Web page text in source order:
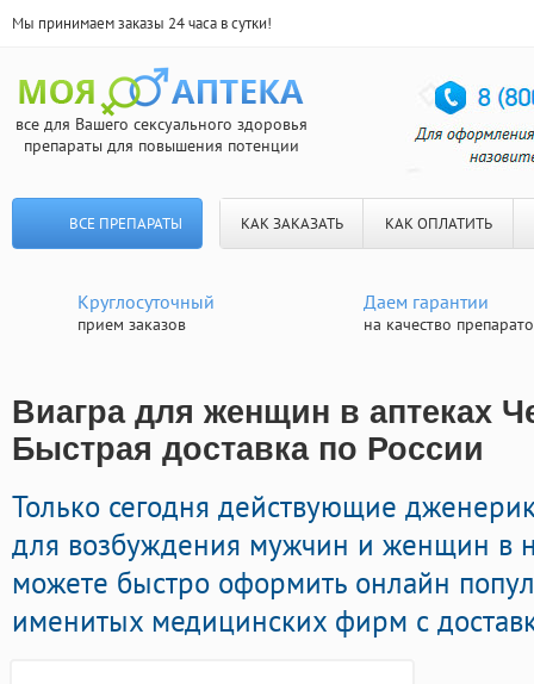
Мы принимаем заказы 24 часа в сутки!
все для Вашего сексуального здоровья
препараты для повышения потенции
ВСЕ ПРЕПАРАТЫ КАК ЗАКАЗАТЬ КАК ОПЛАТИТЬ
Круглосуточный
прием заказов
Даем гарантии
на качество
Виагра для женщин в аптеках
Быстрая доставка по России
Только сегодня действующие
для возбуждения мужчин и женщин в
можете быстро оформить онлайн
именитых медицинских фирм с